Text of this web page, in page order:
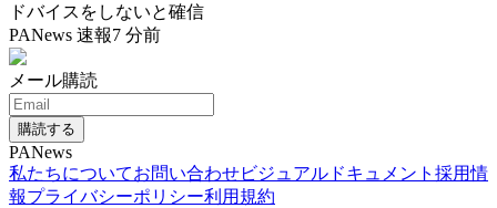
ドバイスをしないと確信
PANews 速報7 分前
メール購読
購読する
PANews
私たちについてお問い合わせビジュアルドキュメント 採用情
報プライバシーポリシー利用規約